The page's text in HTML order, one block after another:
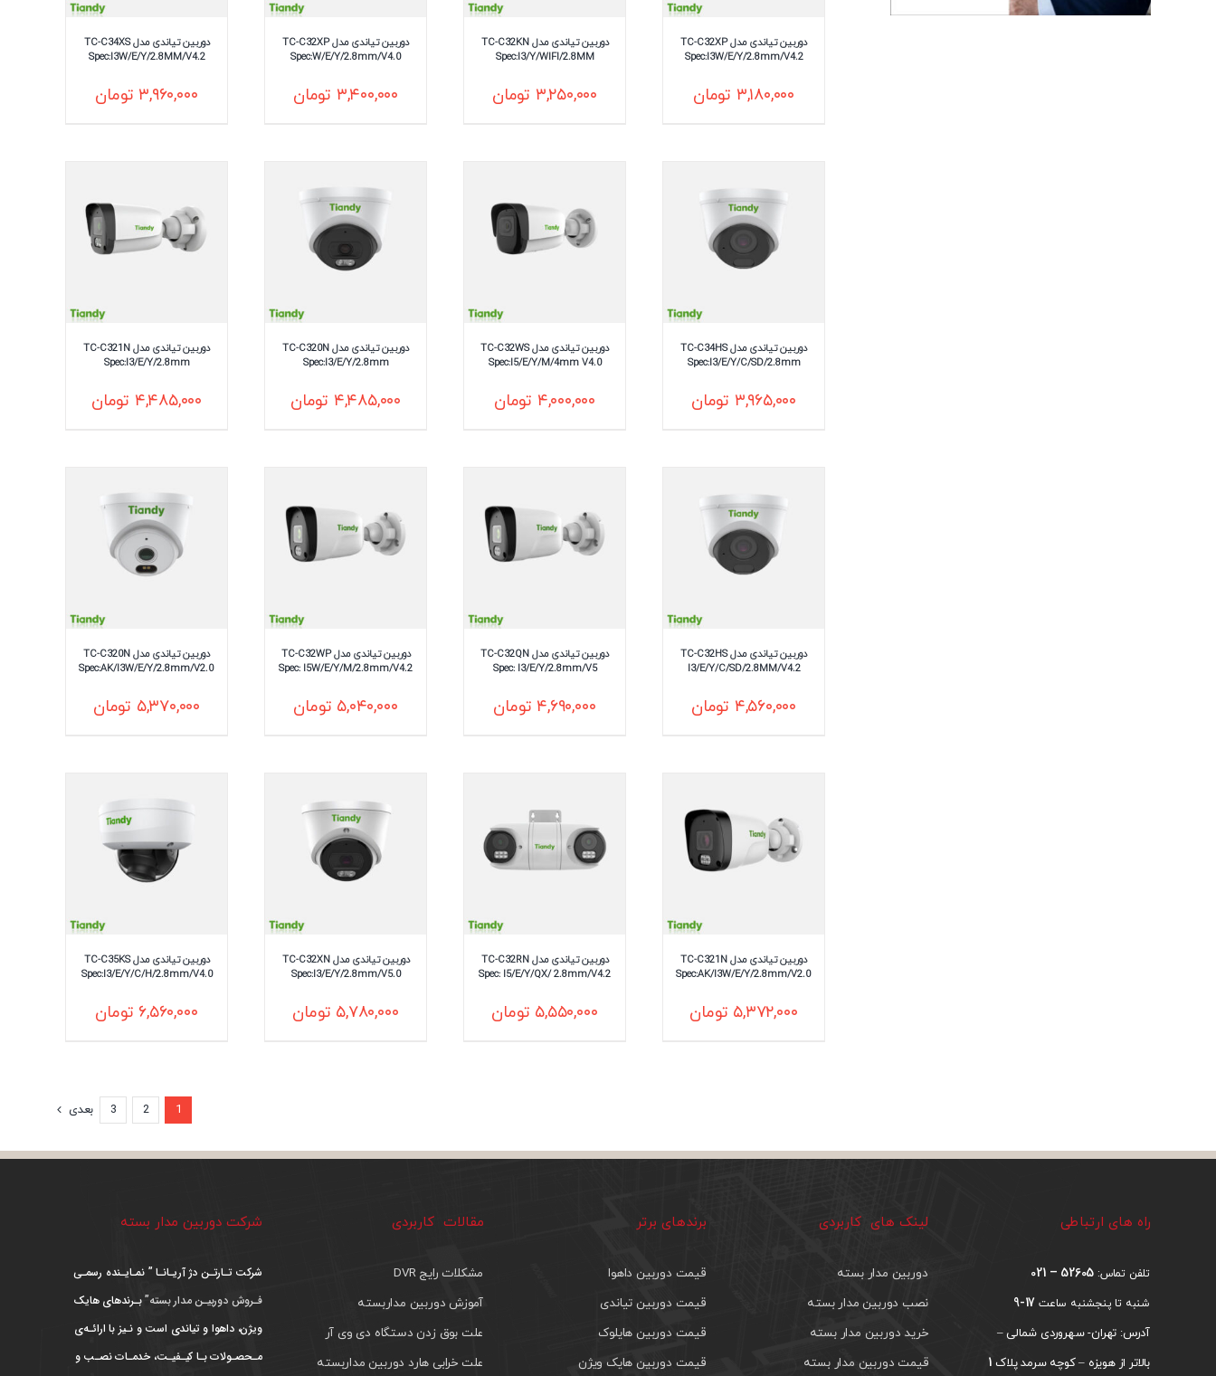
دوربین تیاندی مدل TC-C32XP
Spec:I3W/E/Y/2.8mm/V4.2
۳,۱۸۰,۰۰۰ تومان
دوربین تیاندی مدل TC-C32KN
Spec:I3/Y/WIFI/2.8MM
۳,۲۵۰,۰۰۰ تومان
دوربین تیاندی مدل TC-C32XP
Spec:W/E/Y/2.8mm/V4.0
۳,۴۰۰,۰۰۰ تومان
دوربین تیاندی مدل TC-C34XS
Spec:I3W/E/Y/2.8MM/V4.2
۳,۹۶۰,۰۰۰ تومان
دوربین تیاندی مدل TC-C34HS
Spec:I3/E/Y/C/SD/2.8mm
۳,۹۶۵,۰۰۰ تومان
دوربین تیاندی مدل TC-C32WS
Spec:I5/E/Y/M/4mm V4.0
۴,۰۰۰,۰۰۰ تومان
دوربین تیاندی مدل TC-C320N
Spec:I3/E/Y/2.8mm
۴,۴۸۵,۰۰۰ تومان
دوربین تیاندی مدل TC-C321N
Spec:I3/E/Y/2.8mm
۴,۴۸۵,۰۰۰ تومان
دوربین تیاندی مدل TC-C32HS
I3/E/Y/C/SD/2.8MM/V4.2
۴,۵۶۰,۰۰۰ تومان
دوربین تیاندی مدل TC-C32QN
Spec: I3/E/Y/2.8mm/V5
۴,۶۹۰,۰۰۰ تومان
دوربین تیاندی مدل TC-C32WP
Spec: I5W/E/Y/M/2.8mm/V4.2
۵,۰۴۰,۰۰۰ تومان
دوربین تیاندی مدل TC-C320N
Spec:AK/I3W/E/Y/2.8mm/V2.0
۵,۳۷۰,۰۰۰ تومان
دوربین تیاندی مدل TC-C321N
Spec:AK/I3W/E/Y/2.8mm/V2.0
۵,۳۷۲,۰۰۰ تومان
دوربین تیاندی مدل TC-C32RN
Spec: I5/E/Y/QX/ 2.8mm/V4.2
۵,۵۵۰,۰۰۰ تومان
دوربین تیاندی مدل TC-C32XN
Spec:I3/E/Y/2.8mm/V5.0
۵,۷۸۰,۰۰۰ تومان
دوربین تیاندی مدل TC-C35KS
Spec:I3/E/Y/C/H/2.8mm/V4.0
۶,۵۶۰,۰۰۰ تومان
1
2
3 بعدی
راه های ارتباطی
تلفن تماس: 52605 – 021
شنبه تا پنجشنبه ساعت 17-9
آدرس: تهران- سهروردی شمالی –
بالاتر از هویزه – کوچه سرمد پلاک 1
لینک های کاربردی
دوربین مدار بسته
نصب دوربین مدار بسته
خرید دوربین مدار بسته
قیمت دوربین مدار بسته
برندهای برتر
قیمت دوربین داهوا
قیمت دوربین تیاندی
قیمت دوربین هایلوک
قیمت دوربین هایک ویژن
مقالات کاربردی
مشکلات رایج DVR
آموزش دوربین مداربسته
علت بوق زدن دستگاه دی وی آر
علت خرابی هارد دوربین مداربسته
شرکت دوربین مدار بسته
شرکت تـارتـن دژ آریـانـا ” نمـایـنده رسمـی
فـروش دوربیـن مدار بسته”بـرندهای هایک
ویژن، داهوا و تیاندی است و نـیز با ارائـه‌ی
مـحصـولات بـا کیـفیـت، خدمـات نصـب و